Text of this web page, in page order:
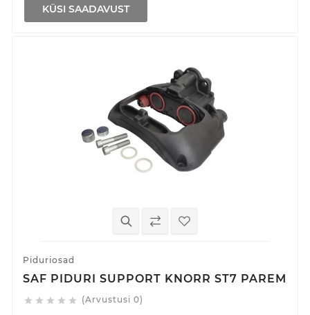
KÜSI SAADAVUST
Piduriosad
SAF PIDURI SUPPORT KNORR ST7 PAREM
     (Arvustusi 0)